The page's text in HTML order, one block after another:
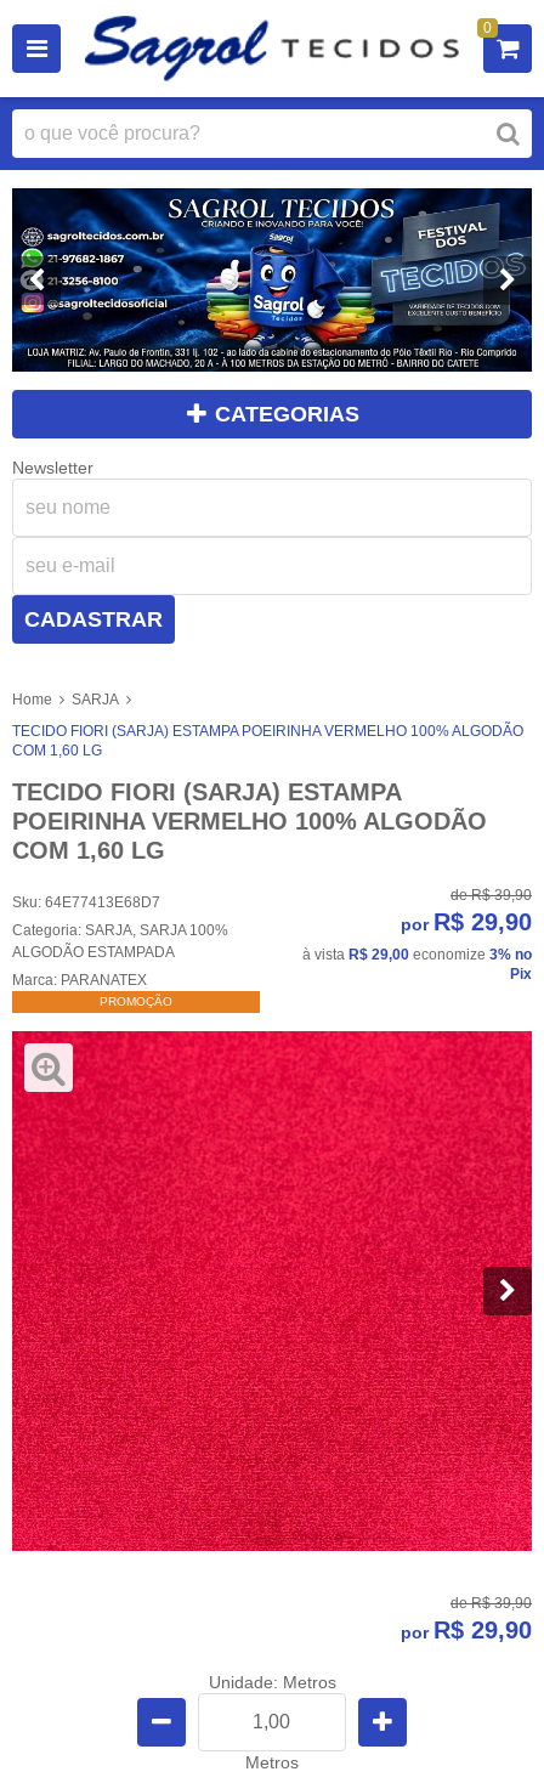
0
CATEGORIAS
Newsletter
CADASTRAR
Home
SARJA
TECIDO FIORI (SARJA) ESTAMPA POEIRINHA VERMELHO 100% ALGODÃO
COM 1,60 LG
TECIDO FIORI (SARJA) ESTAMPA
POEIRINHA VERMELHO 100% ALGODÃO
COM 1,60 LG
Sku: 64E77413E68D7
Categoria: SARJA, SARJA 100%
ALGODÃO ESTAMPADA
Marca: PARANATEX
PROMOÇÃO
de R$ 39,90
por R$ 29,90
à vista R$ 29,00 economize 3% no
Pix
de R$ 39,90
por R$ 29,90
Unidade: Metros
Metros